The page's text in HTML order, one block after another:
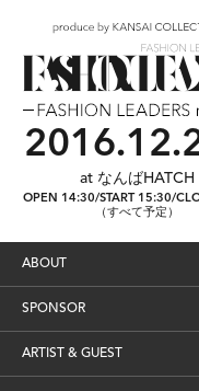
ABOUT
SPONSOR
ARTIST & GUEST
at なんばHATCH
OPEN 14:30/START 15:30/
（すべて予定）